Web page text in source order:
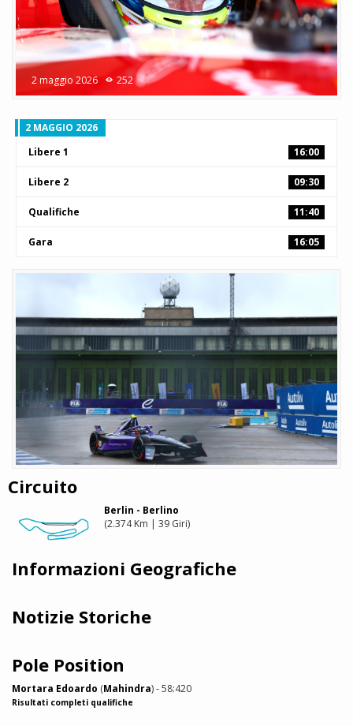
2 maggio 2026 252
2 MAGGIO 2026
Libere 1
16:00
Libere 2 09:30
Qualifiche 11:40
Gara 16:05
Circuito
Berlin - Berlino
(2.374 Km | 39 Giri)
Informazioni Geografiche
Notizie Storiche
Pole Position
Mortara Edoardo (Mahindra) - 58:420
Risultati completi qualifiche